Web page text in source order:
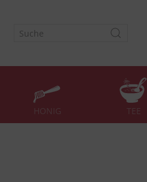
HONIG TEE